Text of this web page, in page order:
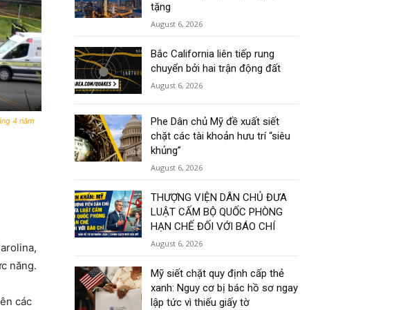
4 năm
năng.
các
tặng
August 6, 2026
Bắc California liên tiếp rung
chuyển bởi hai trận động đất
August 6, 2026
Phe Dân chủ Mỹ đề xuất siết
chặt các tài khoản hưu trí “siêu
khủng”
August 6, 2026
THƯỢNG VIỆN DÂN CHỦ ĐƯA
LUẬT CẤM BỘ QUỐC PHÒNG
HẠN CHẾ ĐỐI VỚI BÁO CHÍ
August 6, 2026
Mỹ siết chặt quy định cấp thẻ
xanh: Nguy cơ bị bác hồ sơ ngay
lập tức vì thiếu giấy tờ